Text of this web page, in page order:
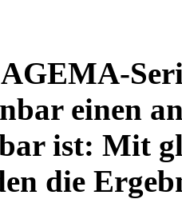
einen
ist: Mit
die